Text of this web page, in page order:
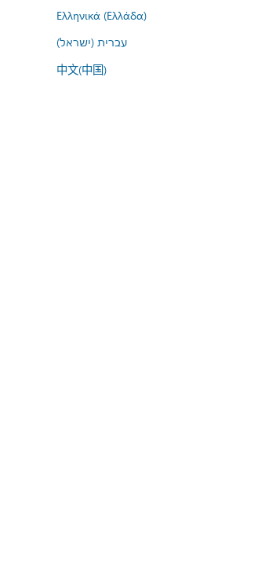
Ελληνικά (Ελλάδα)
עברית (ישראל)
中文(中国)